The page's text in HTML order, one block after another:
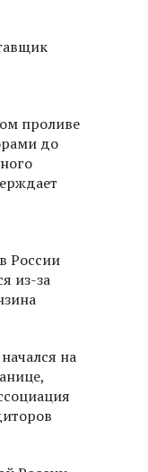
проливе
до
России
из-за
на